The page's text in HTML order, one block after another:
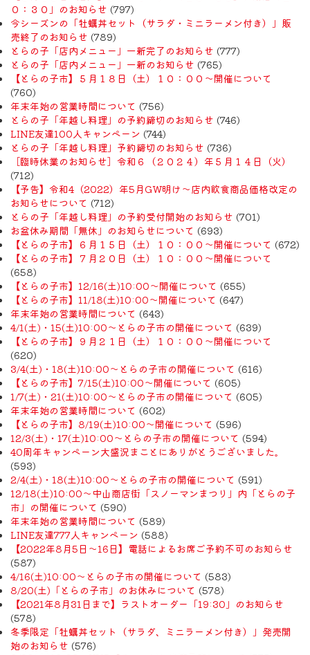
０：３０」のお知らせ (797)
今シーズンの「牡蠣丼セット（サラダ・ミニラーメン付き）」販
売終了のお知らせ (789)
とらの子「店内メニュー」一新完了のお知らせ (777)
とらの子「店内メニュー」一新のお知らせ (765)
【とらの子市】５月１８日（土）１０：００～開催について
(760)
年末年始の営業時間について (756)
とらの子「年越し料理」の予約締切のお知らせ (746)
LINE友達100人キャンペーン (744)
とらの子「年越し料理」予約締切のお知らせ (736)
［臨時休業のお知らせ］令和６（２０２４）年５月１４日（火）
(712)
【予告】令和4（2022）年5月GW明け〜店内飲食商品価格改定の
お知らせについて (712)
とらの子「年越し料理」の予約受付開始のお知らせ (701)
お盆休み期間「無休」のお知らせについて (693)
【とらの子市】６月１５日（土）１０：００～開催について (672)
【とらの子市】７月２０日（土）１０：００～開催について
(658)
【とらの子市】12/16(土)10:00～開催について (655)
【とらの子市】11/18(土)10:00～開催について (647)
年末年始の営業時間について (643)
4/1(土)・15(土)10:00～とらの子市の開催について (639)
【とらの子市】９月２１日（土）１０：００～開催について
(620)
3/4(土)・18(土)10:00～とらの子市の開催について (616)
【とらの子市】7/15(土)10:00～開催について (605)
1/7(土)・21(土)10:00～とらの子市の開催について (605)
年末年始の営業時間について (602)
【とらの子市】8/19(土)10:00～開催について (596)
12/3(土)・17(土)10:00～とらの子市の開催について (594)
40周年キャンペーン大盛況まことにありがとうございました。
(593)
2/4(土)・18(土)10:00～とらの子市の開催について (591)
12/18(土)10:00～中山商店街「スノーマンまつり」内「とらの子
市」の開催について (590)
年末年始の営業時間について (589)
LINE友達777人キャンペーン (588)
【2022年8月5日〜16日】電話によるお席ご予約不可のお知らせ
(587)
4/16(土)10:00～とらの子市の開催について (583)
8/20(土)「とらの子市」のお休みについて (578)
【2021年8月31日まで】ラストオーダー「19:30」のお知らせ
(578)
冬季限定「牡蠣丼セット（サラダ、ミニラーメン付き）」発売開
始のお知らせ (576)